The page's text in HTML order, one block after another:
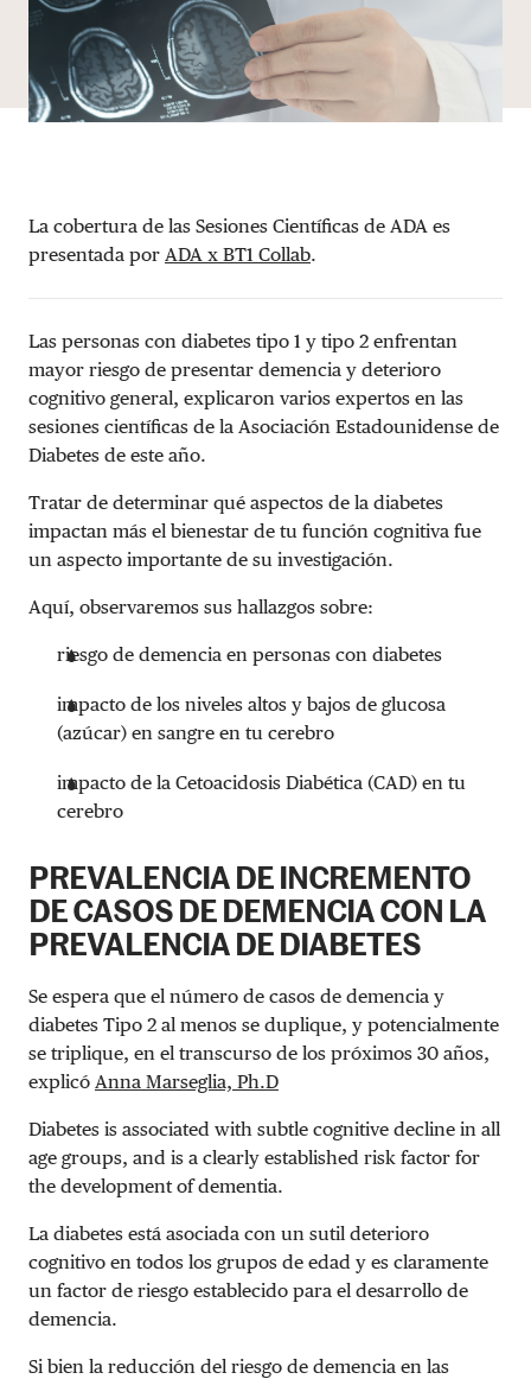
La cobertura de las Sesiones Científicas de ADA es
presentada por ADA x BT1 Collab.
Las personas con diabetes tipo 1 y tipo 2 enfrentan
mayor riesgo de presentar demencia y deterioro
cognitivo general, explicaron varios expertos en las
sesiones científicas de la Asociación Estadounidense de
Diabetes de este año.
Tratar de determinar qué aspectos de la diabetes
impactan más el bienestar de tu función cognitiva fue
un aspecto importante de su investigación.
Aquí, observaremos sus hallazgos sobre:
riesgo de demencia en personas con diabetes
impacto de los niveles altos y bajos de glucosa
(azúcar) en sangre en tu cerebro
impacto de la Cetoacidosis Diabética (CAD) en tu
cerebro
PREVALENCIA DE INCREMENTO
DE CASOS DE DEMENCIA CON LA
PREVALENCIA DE DIABETES
Se espera que el número de casos de demencia y
diabetes Tipo 2 al menos se duplique, y potencialmente
se triplique, en el transcurso de los próximos 30 años,
explicó Anna Marseglia, Ph.D
Diabetes is associated with subtle cognitive decline in all
age groups, and is a clearly established risk factor for
the development of dementia.
La diabetes está asociada con un sutil deterioro
cognitivo en todos los grupos de edad y es claramente
un factor de riesgo establecido para el desarrollo de
demencia.
Si bien la reducción del riesgo de demencia en las